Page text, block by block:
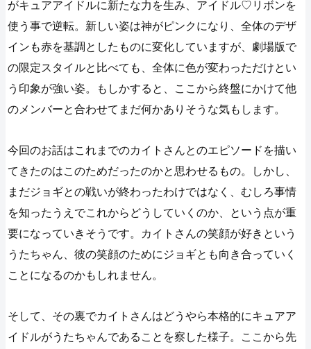
がキュアアイドルに新たな力を生み、アイドル♡リボンを
使う事で逆転。新しい姿は神がピンクになり、全体のデザ
インも赤を基調としたものに変化していますが、劇場版で
の限定スタイルと比べても、全体に色が変わっただけとい
う印象が強い姿。もしかすると、ここから終盤にかけて他
のメンバーと合わせてまだ何かありそうな気もします。
今回のお話はこれまでのカイトさんとのエピソードを描い
てきたのはこのためだったのかと思わせるもの。しかし、
まだジョギとの戦いが終わったわけではなく、むしろ事情
を知ったうえでこれからどうしていくのか、という点が重
要になっていきそうです。カイトさんの笑顔が好きという
うたちゃん、彼の笑顔のためにジョギとも向き合っていく
ことになるのかもしれません。
そして、その裏でカイトさんはどうやら本格的にキュアア
イドルがうたちゃんであることを察した様子。ここから先